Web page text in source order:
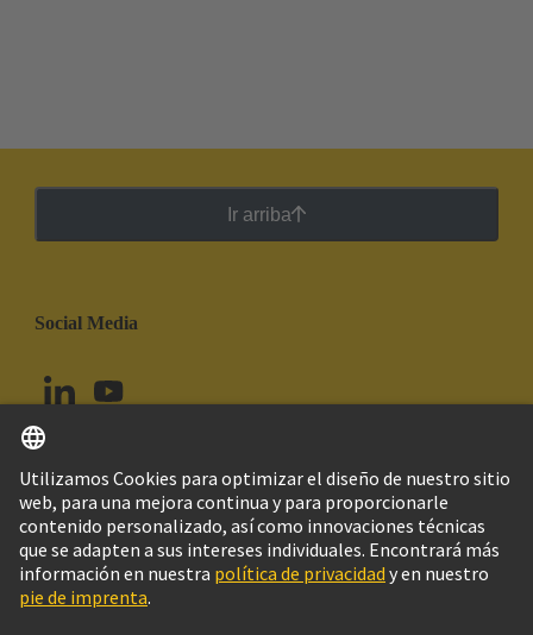
Ir arriba
Social Media
Chile Español
© Grupo Tecnológico HARTING